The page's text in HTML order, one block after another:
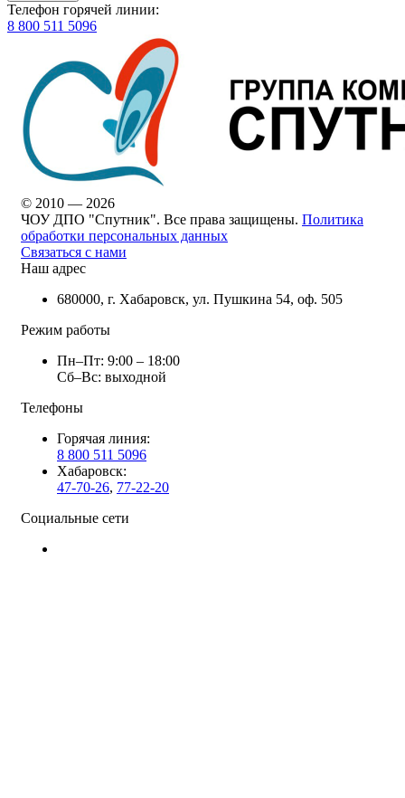
Телефон горячей линии:
8 800 511 5096
© 2010 — 2026
ЧОУ ДПО "Спутник". Все права защищены. Политика
обработки персональных данных
Связаться с нами
Наш адрес
680000, г. Хабаровск, ул. Пушкина 54, оф. 505
Режим работы
Пн–Пт: 9:00 – 18:00
Сб–Вс: выходной
Телефоны
Горячая линия:
8 800 511 5096
Хабаровск:
47-70-26, 77-22-20
Социальные сети